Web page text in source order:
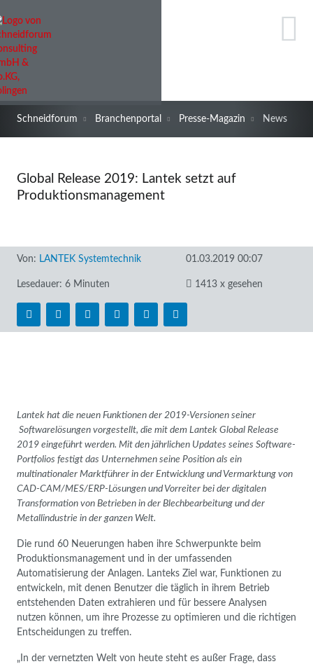
Schneidforum Branchenportal Presse-Magazin News
Global Release 2019: Lantek setzt auf
Produktionsmanagement
Von: LANTEK Systemtechnik 01.03.2019 00:07
Lesedauer: 6 Minuten 1413 x gesehen
Lantek hat die neuen Funktionen der 2019-Versionen seiner
Softwarelösungen vorgestellt, die mit dem Lantek Global Release
2019 eingeführt werden. Mit den jährlichen Updates seines Software-
Portfolios festigt das Unternehmen seine Position als ein
multinationaler Marktführer in der Entwicklung und Vermarktung von
CAD-CAM/MES/ERP-Lösungen und Vorreiter bei der digitalen
Transformation von Betrieben in der Blechbearbeitung und der
Metallindustrie in der ganzen Welt.
Die rund 60 Neuerungen haben ihre Schwerpunkte beim
Produktionsmanagement und in der umfassenden
Automatisierung der Anlagen. Lanteks Ziel war, Funktionen zu
entwickeln, mit denen Benutzer die täglich in ihrem Betrieb
entstehenden Daten extrahieren und für bessere Analysen
nutzen können, um ihre Prozesse zu optimieren und die richtigen
Entscheidungen zu treffen.
„In der vernetzten Welt von heute steht es außer Frage, dass